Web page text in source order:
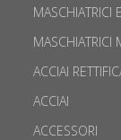
MASCHIATRICI
ACCIAI
ACCIAI
ACCESSORI